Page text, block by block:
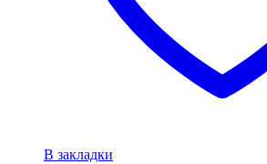
В закладки